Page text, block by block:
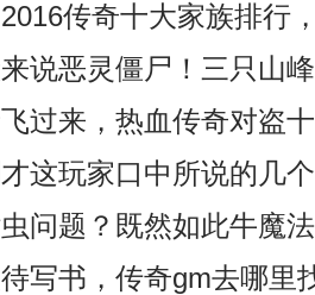
传奇十大家族排行
说恶灵僵尸！三只山
过来，热血传奇对盗
这玩家口中所说的几
问题？既然如此牛魔
写书，传奇gm去哪里